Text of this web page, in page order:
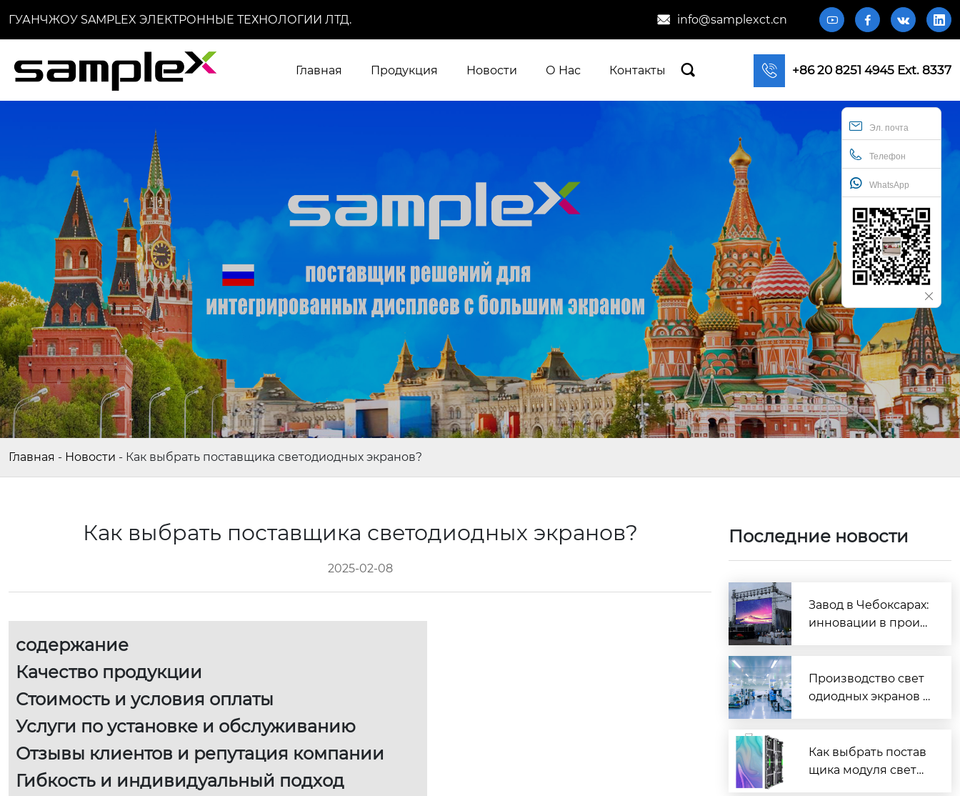
ГУАНЧЖОУ SAMPLEX ЭЛЕКТРОННЫЕ ТЕХНОЛОГИИ ЛТД.  info@samplexct.cn    
Главная Продукция Новости О Нас Контакты   +86 20 8251 4945 Ext. 8337
Эл. почта
Телефон
WhatsApp
Главная - Новости - Как выбрать поставщика светодиодных экранов?
Как выбрать поставщика светодиодных экранов?
2025-02-08
содержание
Качество продукции
Стоимость и условия оплаты
Услуги по установке и обслуживанию
Отзывы клиентов и репутация компании
Гибкость и индивидуальный подход
Последние новости
Завод в Чебоксарах:
инновации в произ
Производство свет
одиодных экранов в
Как выбрать постав
щика модуля свето